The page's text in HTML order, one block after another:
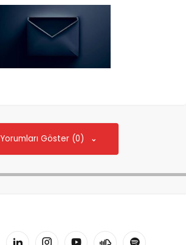
Yorumları Göster (0)